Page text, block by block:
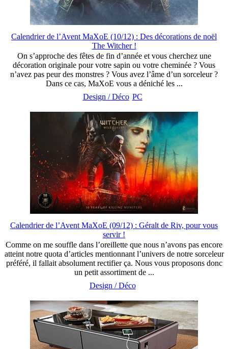
Calendrier de l’Avent MaXoE (10/12) : Des décorations de noël
The Witcher !
On s’approche des fêtes de fin d’année et vous cherchez une
décoration originale pour votre sapin ou votre cheminée ? Vous
n’avez pas peur des monstres ? Vous avez l’âme d’un sorceleur ?
Dans ce cas, MaXoE vous a déniché les ...
Design / Déco PC
Calendrier de l’Avent MaXoE (09/12) : Géralt de Riv, pour vous
servir !
Comme on me souffle dans l’oreillette que nous n’avons pas encore
atteint notre quota d’articles mentionnant l’univers de notre sorceleur
préféré, il fallait absolument rectifier ça. Nous vous proposons donc
un petit assortiment de ...
Design / Déco